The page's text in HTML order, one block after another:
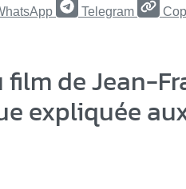
Telegram
de Jean-
expliquée